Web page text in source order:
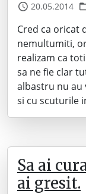
20.05.2014
Cred ca oricat
nemultumiti,
realizam ca
sa ne fie clar
albastru nu au
si cu scuturile
Sa ai
ai gresit.